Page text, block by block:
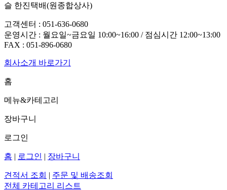
슬 한진택배(원종합상사)
고객센터 : 051-636-0680
운영시간 : 월요일~금요일 10:00~16:00 / 점심시간 12:00~13:00
FAX : 051-896-0680
회사소개 바로가기
홈
메뉴&카테고리
장바구니
로그인
홈 | 로그인 | 장바구니
견적서 조회 | 주문 및 배송조회
전체 카테고리 리스트